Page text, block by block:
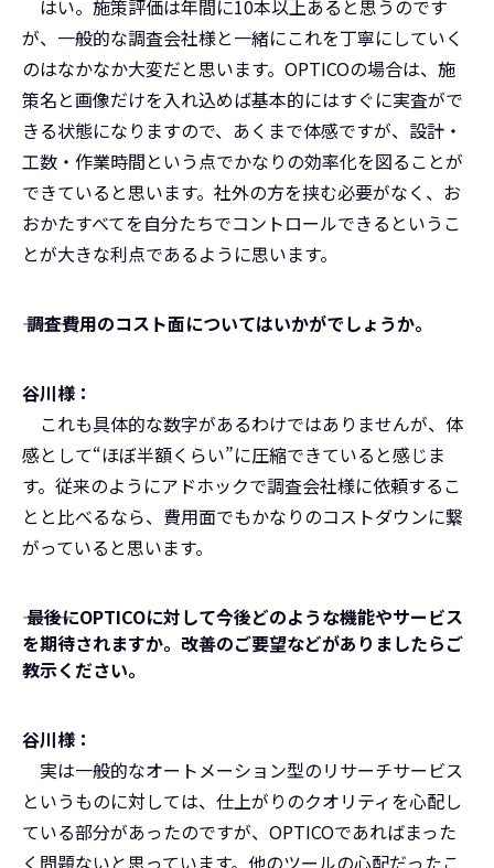
はい。施策評価は年間に10本以上あると思うのです
が、一般的な調査会社様と一緒にこれを丁寧にしていく
のはなかなか大変だと思います。OPTICOの場合は、施
策名と画像だけを入れ込めば基本的にはすぐに実査がで
きる状態になりますので、あくまで体感ですが、設計・
工数・作業時間という点でかなりの効率化を図ることが
できていると思います。社外の方を挟む必要がなく、お
おかたすべてを自分たちでコントロールできるというこ
とが大きな利点であるように思います。
――― 調査費用のコスト面についてはいかがでしょうか。
谷川様：
これも具体的な数字があるわけではありませんが、体
感として“ほぼ半額くらい”に圧縮できていると感じま
す。従来のようにアドホックで調査会社様に依頼するこ
とと比べるなら、費用面でもかなりのコストダウンに繋
がっていると思います。
――― 最後にOPTICOに対して今後どのような機能やサービス
を期待されますか。改善のご要望などがありましたらご
教示ください。
谷川様：
実は一般的なオートメーション型のリサーチサービス
というものに対しては、仕上がりのクオリティを心配し
ている部分があったのですが、OPTICOであればまった